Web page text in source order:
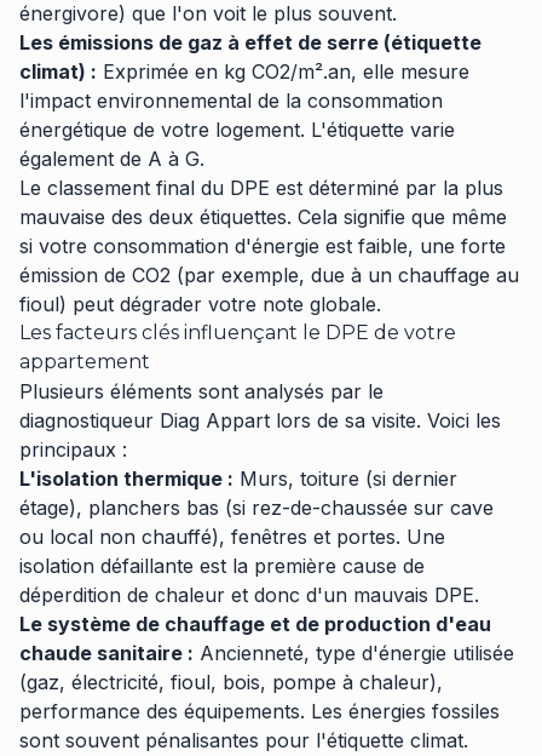
énergivore) que l'on voit le plus souvent.
Les émissions de gaz à effet de serre (étiquette
climat) : Exprimée en kg CO2/m².an, elle mesure
l'impact environnemental de la consommation
énergétique de votre logement. L'étiquette varie
également de A à G.
Le classement final du DPE est déterminé par la plus
mauvaise des deux étiquettes. Cela signifie que même
si votre consommation d'énergie est faible, une forte
émission de CO2 (par exemple, due à un chauffage au
fioul) peut dégrader votre note globale.
Les facteurs clés influençant le DPE de votre
appartement
Plusieurs éléments sont analysés par le
diagnostiqueur Diag Appart lors de sa visite. Voici les
principaux :
L'isolation thermique : Murs, toiture (si dernier
étage), planchers bas (si rez-de-chaussée sur cave
ou local non chauffé), fenêtres et portes. Une
isolation défaillante est la première cause de
déperdition de chaleur et donc d'un mauvais DPE.
Le système de chauffage et de production d'eau
chaude sanitaire : Ancienneté, type d'énergie utilisée
(gaz, électricité, fioul, bois, pompe à chaleur),
performance des équipements. Les énergies fossiles
sont souvent pénalisantes pour l'étiquette climat.